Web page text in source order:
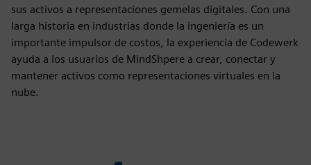
sus activos a representaciones gemelas digitales. Con una
larga historia en industrias donde la ingeniería es un
importante impulsor de costos, la experiencia de Codewerk
ayuda a los usuarios de MindShpere a crear, conectar y
mantener activos como representaciones virtuales en la
nube.